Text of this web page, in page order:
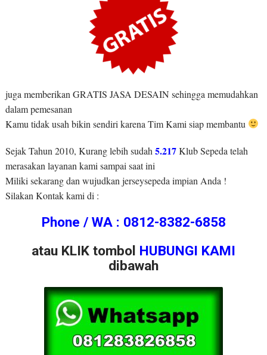
juga memberikan GRATIS JASA DESAIN sehingga memudahkan
dalam pemesanan
Kamu tidak usah bikin sendiri karena Tim Kami siap membantu
Sejak Tahun 2010, Kurang lebih sudah 5.217Klub Sepeda telah
merasakan layanan kami sampai saat ini
Miliki sekarang dan wujudkan jerseysepeda impian Anda !
Silakan Kontak kami di :
Phone / WA : 0812-8382-6858
atau KLIK tombol HUBUNGI KAMI
dibawah